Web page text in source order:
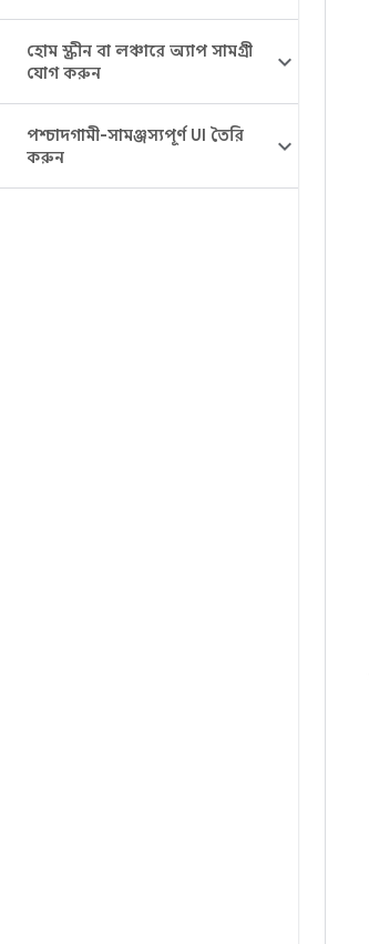
হোম স্ক্রীন বা লঞ্চারে অ্যাপ সামগ্রী
যোগ করুন
পশ্চাদগামী-সামঞ্জস্যপূর্ণ UI তৈরি
করুন